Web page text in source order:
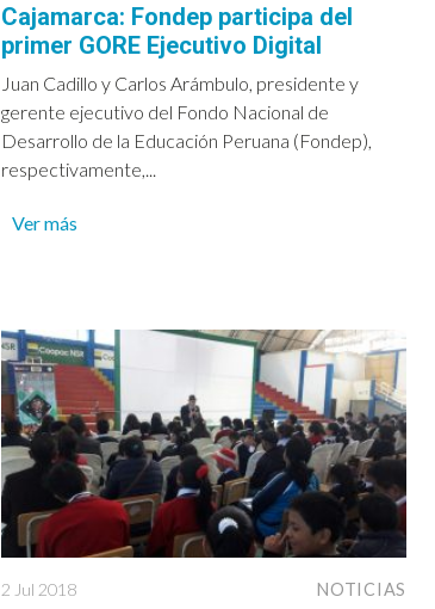
Cajamarca: Fondep participa del
primer GORE Ejecutivo Digital
Juan Cadillo y Carlos Arámbulo, presidente y
gerente ejecutivo del Fondo Nacional de
Desarrollo de la Educación Peruana (Fondep),
respectivamente,...
Ver más
2 Jul 2018 NOTICIAS